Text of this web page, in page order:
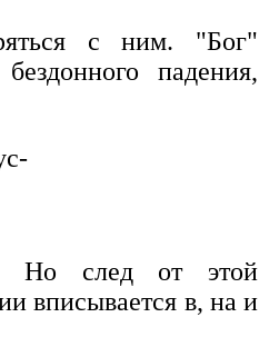
с ним. "Бог"
падения,
Но след от этой
вписывается в, на и